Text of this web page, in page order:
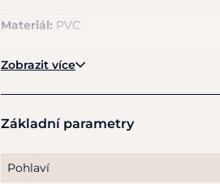
Materiál: PVC
Pokyny pro péči:
Zobrazit více
Základní parametry
Pohlaví